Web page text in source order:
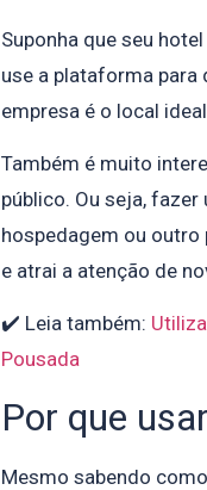
Suponha que seu
use a plataforma para
empresa é o local
Também é muito
público. Ou seja,
hospedagem ou
e atrai a atenção de
✔️ Leia também:
Pousada
Por que
Mesmo sabendo